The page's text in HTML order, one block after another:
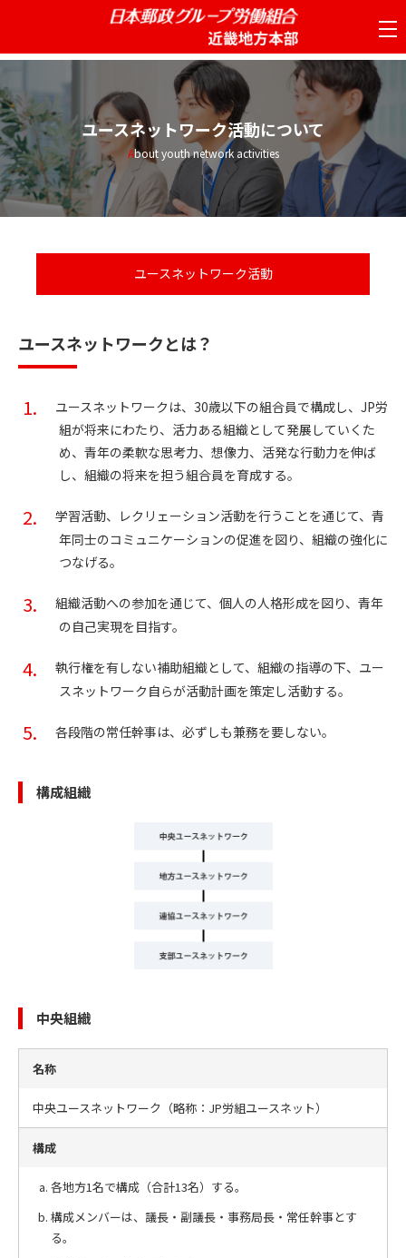
ユースネットワーク活動について
About youth network activities
ユースネットワーク活動
ユースネットワークとは？
ユースネットワークは、30歳以下の組合員で構成し、JP労
組が将来にわたり、活力ある組織として発展していくた
め、青年の柔軟な思考力、想像力、活発な行動力を伸ば
し、組織の将来を担う組合員を育成する。
学習活動、レクリェーション活動を行うことを通じて、青
年同士のコミュニケーションの促進を図り、組織の強化に
つなげる。
組織活動への参加を通じて、個人の人格形成を図り、青年
の自己実現を目指す。
執行権を有しない補助組織として、組織の指導の下、ユー
スネットワーク自らが活動計画を策定し活動する。
各段階の常任幹事は、必ずしも兼務を要しない。
構成組織
中央組織
名称
中央ユースネットワーク（略称：JP労組ユースネット）
構成
各地方1名で構成（合計13名）する。
構成メンバーは、議長・副議長・事務局長・常任幹事とす
る。